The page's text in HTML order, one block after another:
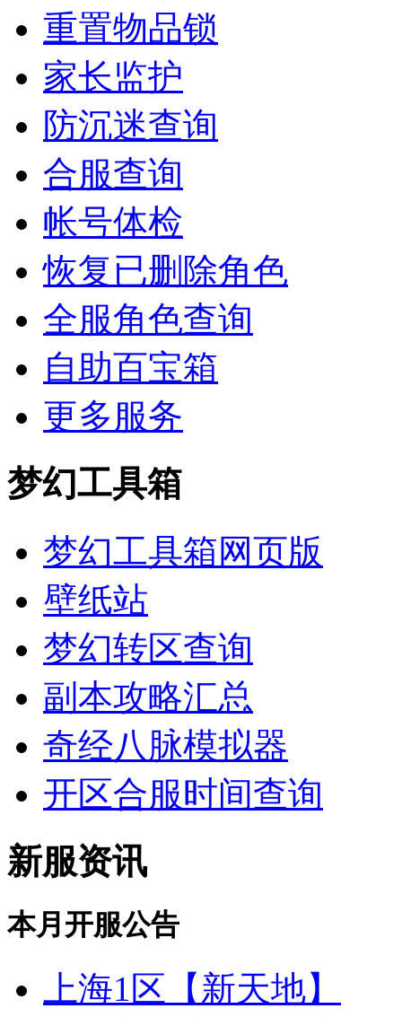
重置物品锁
家长监护
防沉迷查询
合服查询
帐号体检
恢复已删除角色
全服角色查询
自助百宝箱
更多服务
梦幻工具箱
梦幻工具箱网页版
壁纸站
梦幻转区查询
副本攻略汇总
奇经八脉模拟器
开区合服时间查询
新服资讯
本月开服公告
上海1区【新天地】